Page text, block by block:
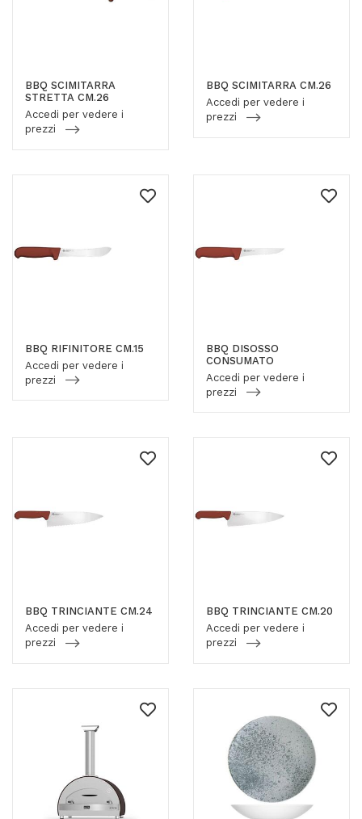
BBQ SCIMITARRA
STRETTA CM.26
Accedi per vedere i
prezzi
BBQ SCIMITARRA CM.26
Accedi per vedere i
prezzi
BBQ RIFINITORE CM.15
Accedi per vedere i
prezzi
BBQ DISOSSO
CONSUMATO
Accedi per vedere i
prezzi
BBQ TRINCIANTE CM.24
Accedi per vedere i
prezzi
BBQ TRINCIANTE CM.20
Accedi per vedere i
prezzi